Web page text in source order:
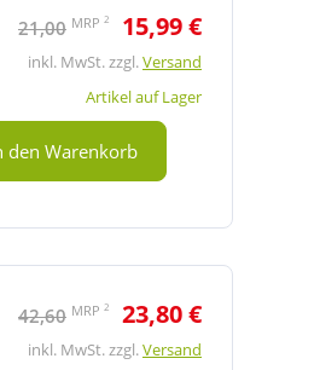
21,00 MRP 2 15,99 €
inkl. MwSt. zzgl.Versand
Artikel auf Lager
den Warenkorb
42,60 MRP 2 23,80 €
inkl. MwSt. zzgl.Versand